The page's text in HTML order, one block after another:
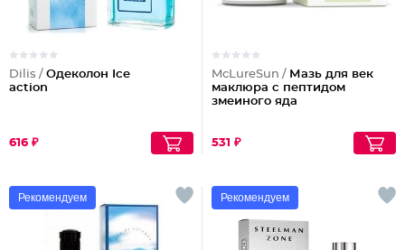
Dilis / Одеколон Ice
action
616 ₽
McLureSun / Мазь для век
маклюра с пептидом
змеиного яда
531 ₽
Рекомендуем Рекомендуем